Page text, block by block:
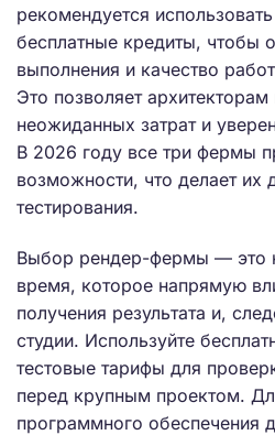
рекомендуется
бесплатные кредиты, чтобы
выполнения и качество
Это позволяет архитекторам
неожиданных затрат и
В 2026 году все три фермы
возможности, что делает их
тестирования.
Выбор рендер-фермы — это
время, которое напрямую
получения результата и,
студии. Используйте
тестовые тарифы для
перед крупным проектом.
программного обеспечения